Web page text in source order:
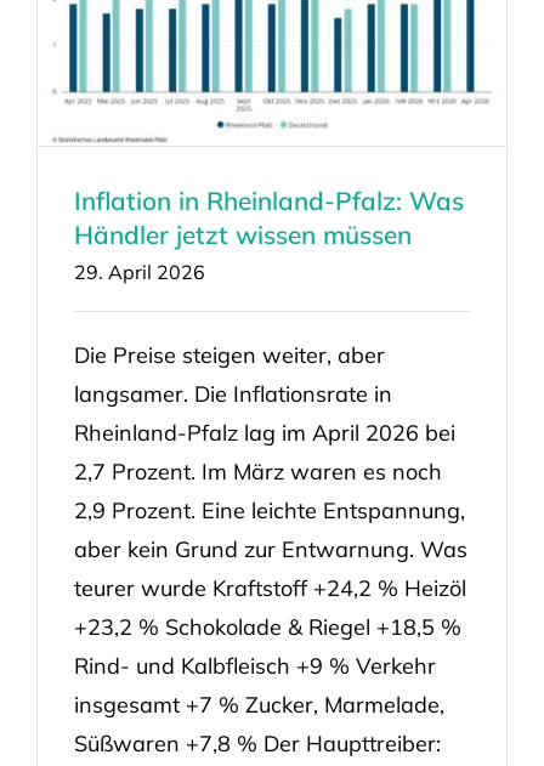
Inflation in Rheinland-Pfalz: Was
Händler jetzt wissen müssen
29. April 2026
Die Preise steigen weiter, aber
langsamer. Die Inflationsrate in
Rheinland-Pfalz lag im April 2026 bei
2,7 Prozent. Im März waren es noch
2,9 Prozent. Eine leichte Entspannung,
aber kein Grund zur Entwarnung. Was
teurer wurde Kraftstoff +24,2 % Heizöl
+23,2 % Schokolade & Riegel +18,5 %
Rind- und Kalbfleisch +9 % Verkehr
insgesamt +7 % Zucker, Marmelade,
Süßwaren +7,8 % Der Haupttreiber: